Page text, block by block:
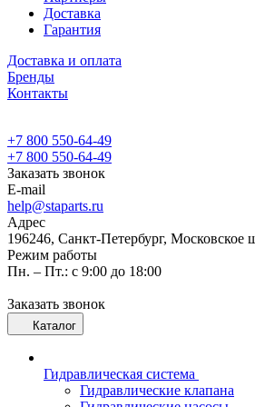
Доставка
Гарантия
Доставка и оплата
Бренды
Контакты
+7 800 550-64-49
+7 800 550-64-49
Заказать звонок
E-mail
help@staparts.ru
Адрес
196246, Санкт-Петербург, Московское
Режим работы
Пн. – Пт.: с 9:00 до 18:00
Заказать звонок
Каталог
Гидравлическая система
Гидравлические клапана